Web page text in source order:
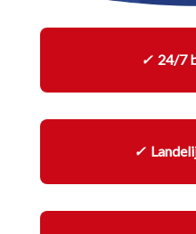
✓24/7
✓